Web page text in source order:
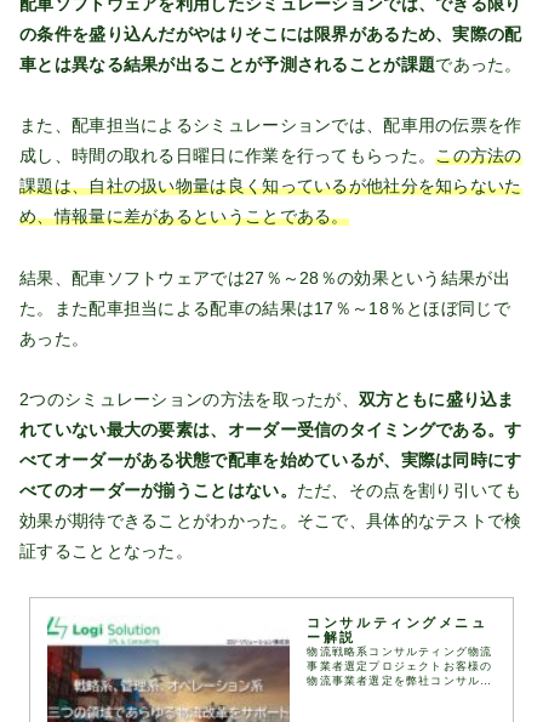
配車ソフトウェアを利用したシミュレーションでは、できる限り
の条件を盛り込んだがやはりそこには限界があるため、実際の配
車とは異なる結果が出ることが予測されることが課題であった。
また、配車担当によるシミュレーションでは、配車用の伝票を作
成し、時間の取れる日曜日に作業を行ってもらった。この方法の
課題は、自社の扱い物量は良く知っているが他社分を知らないた
め、情報量に差があるということである。
結果、配車ソフトウェアでは27％～28％の効果という結果が出
た。また配車担当による配車の結果は17％～18％とほぼ同じで
あった。
2つのシミュレーションの方法を取ったが、双方ともに盛り込ま
れていない最大の要素は、オーダー受信のタイミングである。す
べてオーダーがある状態で配車を始めているが、実際は同時にす
べてのオーダーが揃うことはない。 ただ、その点を割り引いても
効果が期待できることがわかった。そこで、具体的なテストで検
証することとなった。
コンサルティングメニュ
ー解説
物流戦略系コンサルティング物流
事業者選定プロジェクトお客様の
物流事業者選定を弊社コンサルタ